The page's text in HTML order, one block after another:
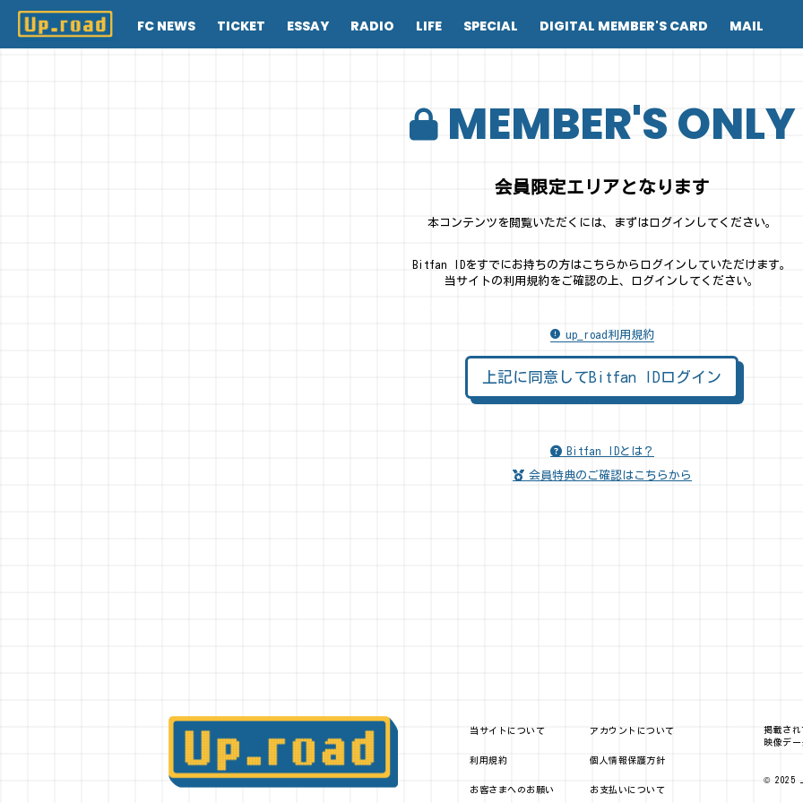
FC NEWS TICKET ESSAY RADIO LIFE SPECIAL DIGITAL MEMBER'S CARD MAIL
MEMBER'S ONLY
会員限定エリアとなります
本コンテンツを閲覧いただくには、まずはログインしてください。
Bitfan IDをすでにお持ちの方はこちらからログインしていただけます。
当サイトの利用規約をご確認の上、ログインしてください。
up_road利用規約
上記に同意してBitfan IDログイン
Bitfan IDとは？
会員特典のご確認はこちらから
当サイトについて アカウントについて
利用規約 個人情報保護方針
お客さまへのお願い お支払いについて
掲載され
映像デ
© 2025